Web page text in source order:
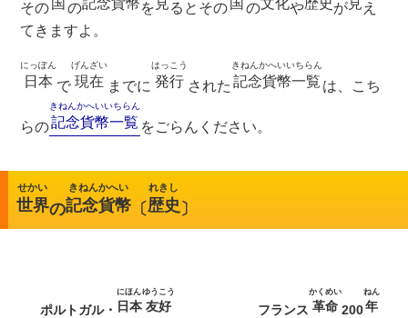
その の を るとその の や が
え
てきますよ。
日本
にっぽん
で 現在
げんざい
までに 発行
はっこう
された 記念貨幣一覧
きねんかへいいちらん
は、こち
らの記念貨幣一覧
きねんかへいいちらん
をごらんください。
世界
せかい
の記念貨幣
きねんかへい
〔 歴史
れきし
〕
ポルトガル・ 日本
にほん
友好
ゆうこう
フランス 革命
かくめい
200年
ねん